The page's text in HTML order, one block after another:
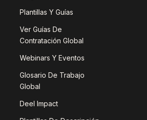
Plantillas Y Guías
Ver Guías De
Contratación Global
Webinars Y Eventos
Glosario De Trabajo
Global
Deel Impact